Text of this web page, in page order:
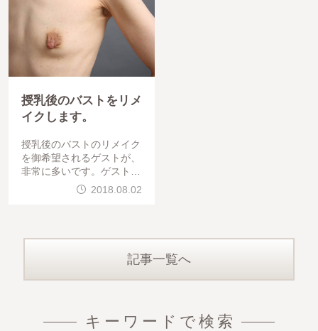
授乳後のバストをリメ
イクします。
授乳後のバストのリメイク
を御希望されるゲストが、
非常に多いです。ゲストは
、40代、授乳後、やせ型の
2018.08.02
記事一覧へ
キーワードで検索